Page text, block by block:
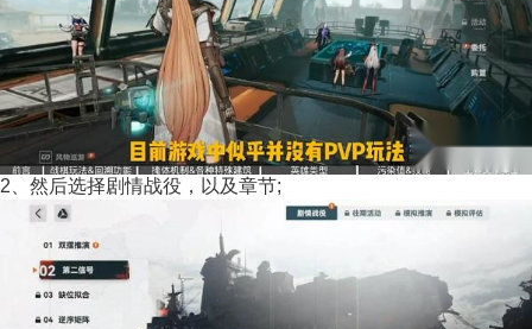
2、然后选择剧情战役，以及章节;